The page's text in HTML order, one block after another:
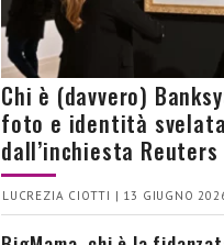
Chi è (davvero)
foto e identità svelata
dall’inchiesta Reuters
LUCREZIA CIOTTI | 13 GIUGNO